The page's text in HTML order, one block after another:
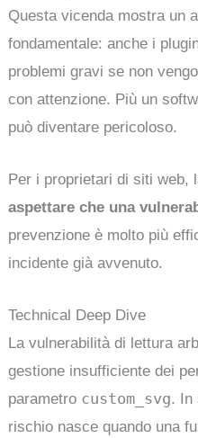
Questa vicenda mostra un
fondamentale: anche i
problemi gravi se non
con attenzione. Più un
può diventare pericoloso.
Per i proprietari di siti web,
aspettare che una
prevenzione è molto più
incidente già avvenuto.
Technical Deep Dive
La vulnerabilità di lettura
gestione insufficiente dei
parametro custom_svg. In
rischio nasce quando una